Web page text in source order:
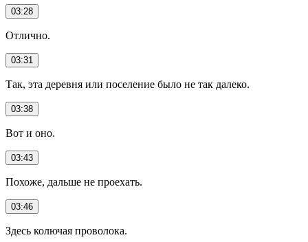
03:28
Отлично.
03:31
Так, эта деревня или поселение было не так далеко.
03:38
Вот и оно.
03:43
Похоже, дальше не проехать.
03:46
Здесь колючая проволока.